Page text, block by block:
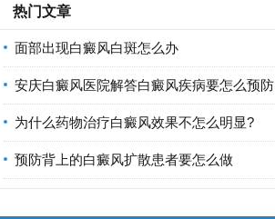
热门文章
面部出现白癜风白斑怎么办
安庆白癜风医院解答白癜风疾病要怎么预防
为什么药物治疗白癜风效果不怎么明显?
预防背上的白癜风扩散患者要怎么做